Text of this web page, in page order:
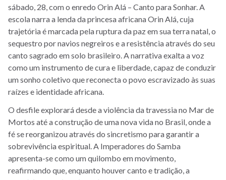
sábado, 28, com o enredo Orin Alá – Canto para Sonhar. A
escola narra a lenda da princesa africana Orin Alá, cuja
trajetória é marcada pela ruptura da paz em sua terra natal, o
sequestro por navios negreiros e a resistência através do seu
canto sagrado em solo brasileiro. A narrativa exalta a voz
como um instrumento de cura e liberdade, capaz de conduzir
um sonho coletivo que reconecta o povo escravizado às suas
raízes e identidade africana.
O desfile explorará desde a violência da travessia no Mar de
Mortos até a construção de uma nova vida no Brasil, onde a
fé se reorganizou através do sincretismo para garantir a
sobrevivência espiritual. A Imperadores do Samba
apresenta-se como um quilombo em movimento,
reafirmando que, enquanto houver canto e tradição, a